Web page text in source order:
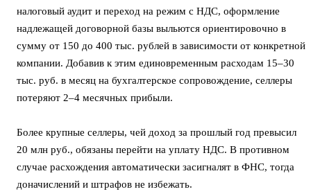
налоговый аудит и переход на режим с НДС, оформление
надлежащей договорной базы выльются ориентировочно в
сумму от 150 до 400 тыс. рублей в зависимости от конкретной
компании. Добавив к этим единовременным расходам 15–30
тыс. руб. в месяц на бухгалтерское сопровождение, селлеры
потеряют 2–4 месячных прибыли.
Более крупные селлеры, чей доход за прошлый год превысил
20 млн руб., обязаны перейти на уплату НДС. В противном
случае расхождения автоматически засигналят в ФНС, тогда
доначислений и штрафов не избежать.